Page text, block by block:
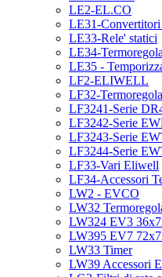
LE2-EL.CO
LE31-Convertitori
LE33-Rele' statici
LE34-
LE35 -
LF2-ELIWELL
LF32-
LF3241-Serie
LF3242-Serie
LF3243-Serie
LF3244-Serie
LF33-Vari Eliwell
LF34-Accessori
LW2 - EVCO
LW32
LW324 EV3
LW395 EV7
LW33 Timer
LW39 Accessori